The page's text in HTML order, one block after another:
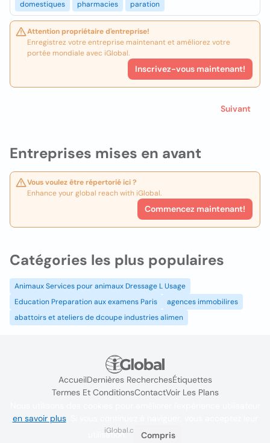
Entreprises mises en avant
Vous voulez être répertorié ici ?
Enhance your global reach with iGlobal.
Commencez maintenant!
domestiques
pharmacies paration
Attention propriétaire d'entreprise!
Enregistrez votre entreprise maintenant et améliorez votre
portée mondiale avec iGlobal.
Inscrivez-vous maintenant!
Suivant
Catégories les plus populaires
Animaux Services pour animaux Dressage L Usage
Education Preparation aux examens Paris
agences immobilires
abattoirs et ateliers de dcoupe industries alimen
AccueilDernières RecherchesÉtiquettes
Termes Et ConditionsContactVoir Les Plans
iGlobal.co @ 2024
en savoir plus. Si vous continuez à naviguer, vous acceptez leur
utilisation.
Compris